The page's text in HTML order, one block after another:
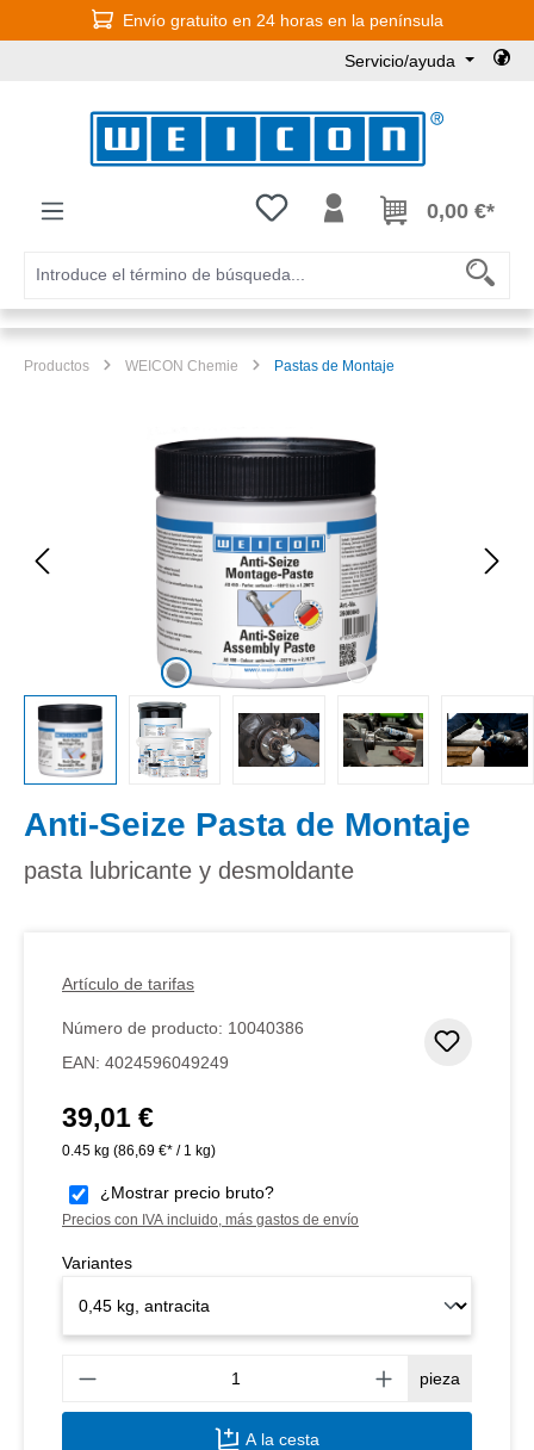
Saltar al contenido principalEnvío gratuito en 24 horas en la península
Servicio/ayuda
Tienes 0 artículos en tu lista de
0,00 €*
Productos WEICON Chemie Pastas de Montaje
Omitir galería de imágenes
Anti-Seize Pasta de Montaje
pasta lubricante y desmoldante
Artículo de tarifas
Número de producto: 10040386
EAN: 4024596049249
Precio normal:
39,01 €
0.45 kg (86,69 €* / 1 kg)
¿Mostrar precio bruto?
Precios con IVA incluido, más gastos de envío
Variantes
pieza
A la cesta